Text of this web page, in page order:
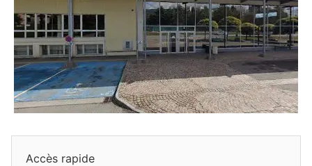
Accès rapide